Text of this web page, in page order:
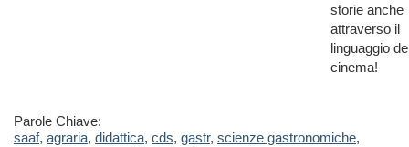
storie anche
attraverso il
linguaggio
cinema!
Parole Chiave:
saaf, agraria, didattica, cds, gastr, scienze gastronomiche,